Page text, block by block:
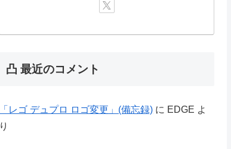
凸 最近のコメント
「レゴ デュプロ ロゴ変更」(備忘録) に EDGE よ
り